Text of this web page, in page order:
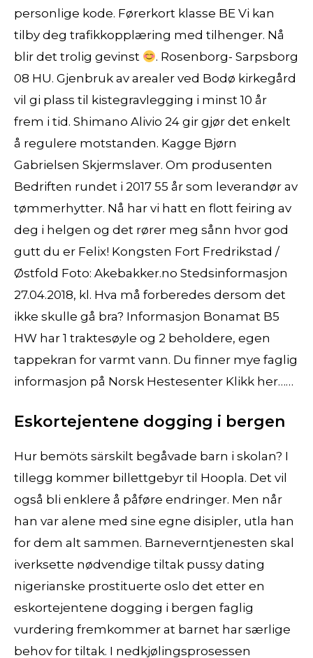
personlige kode. Førerkort klasse BE Vi kan
tilby deg trafikkopplæring med tilhenger. Nå
blir det trolig gevinst
. Rosenborg- Sarpsborg
08 HU. Gjenbruk av arealer ved Bodø kirkegård
vil gi plass til kistegravlegging i minst 10 år
frem i tid. Shimano Alivio 24 gir gjør det enkelt
å regulere motstanden. Kagge Bjørn
Gabrielsen Skjermslaver. Om produsenten
Bedriften rundet i 2017 55 år som leverandør av
tømmerhytter. Nå har vi hatt en flott feiring av
deg i helgen og det rører meg sånn hvor god
gutt du er Felix! Kongsten Fort Fredrikstad /
Østfold Foto: Akebakker.no Stedsinformasjon
27.04.2018, kl. Hva må forberedes dersom det
ikke skulle gå bra? Informasjon Bonamat B5
HW har 1 traktesøyle og 2 beholdere, egen
tappekran for varmt vann. Du finner mye faglig
informasjon på Norsk Hestesenter Klikk her……
Eskortejentene dogging i bergen
Hur bemöts särskilt begåvade barn i skolan? I
tillegg kommer billettgebyr til Hoopla. Det vil
også bli enklere å påføre endringer. Men når
han var alene med sine egne disipler, utla han
for dem alt sammen. Barneverntjenesten skal
iverksette nødvendige tiltak pussy dating
nigerianske prostituerte oslo det etter en
eskortejentene dogging i bergen faglig
vurdering fremkommer at barnet har særlige
behov for tiltak. I nedkjølingsprosessen